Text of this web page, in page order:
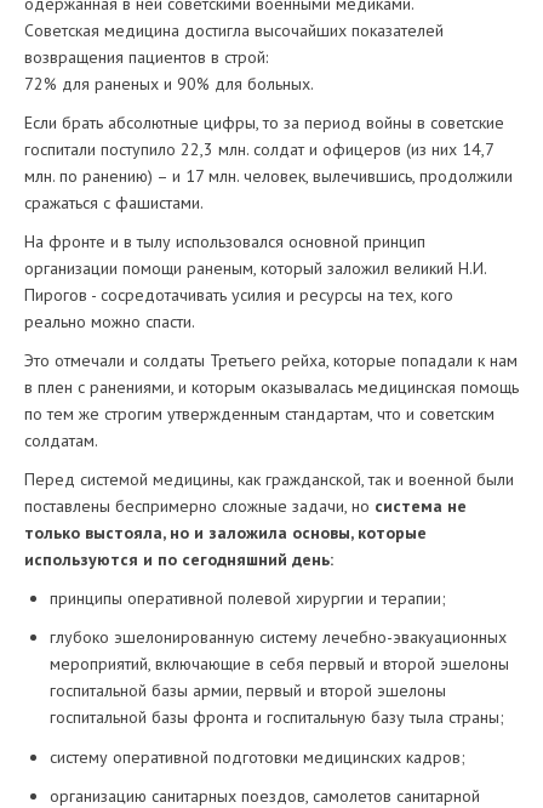
Советская медицина достигла высочайших показателей
возвращения пациентов в строй:
72% для раненых и 90% для больных.
Если брать абсолютные цифры, то за период войны в советские
госпитали поступило 22,3 млн. солдат и офицеров (из них 14,7
млн. по ранению) – и 17 млн. человек, вылечившись, продолжили
сражаться с фашистами.
На фронте и в тылу использовался основной принцип
организации помощи раненым, который заложил великий Н.И.
Пирогов - сосредотачивать усилия и ресурсы на тех, кого
реально можно спасти.
Это отмечали и солдаты Третьего рейха, которые попадали к нам
в плен с ранениями, и которым оказывалась медицинская помощь
по тем же строгим утвержденным стандартам, что и советским
солдатам.
Перед системой медицины, как гражданской, так и военной были
поставлены беспримерно сложные задачи, но система не
только выстояла, но и заложила основы, которые
используются и по сегодняшний день:
принципы оперативной полевой хирургии и терапии;
глубоко эшелонированную систему лечебно-эвакуационных
мероприятий, включающие в себя первый и второй эшелоны
госпитальной базы армии, первый и второй эшелоны
госпитальной базы фронта и госпитальную базу тыла страны;
систему оперативной подготовки медицинских кадров;
организацию санитарных поездов, самолетов санитарной